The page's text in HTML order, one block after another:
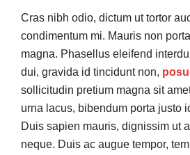
Cras nibh odio, dictum ut tortor
condimentum mi. Mauris non
magna. Phasellus eleifend
dui, gravida id tincidunt non,
sollicitudin pretium magna sit
urna lacus, bibendum porta justo
Duis sapien mauris, dignissim ut
neque. Duis ac augue tempor,